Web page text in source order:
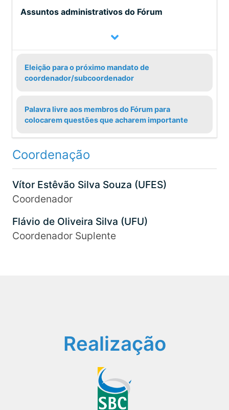
Assuntos administrativos do Fórum
Eleição para o próximo mandato de
coordenador/subcoordenador
Palavra livre aos membros do Fórum para
colocarem questões que acharem importante
Coordenação
Vítor Estêvão Silva Souza (UFES)
Coordenador
Flávio de Oliveira Silva (UFU)
Coordenador Suplente
Realização